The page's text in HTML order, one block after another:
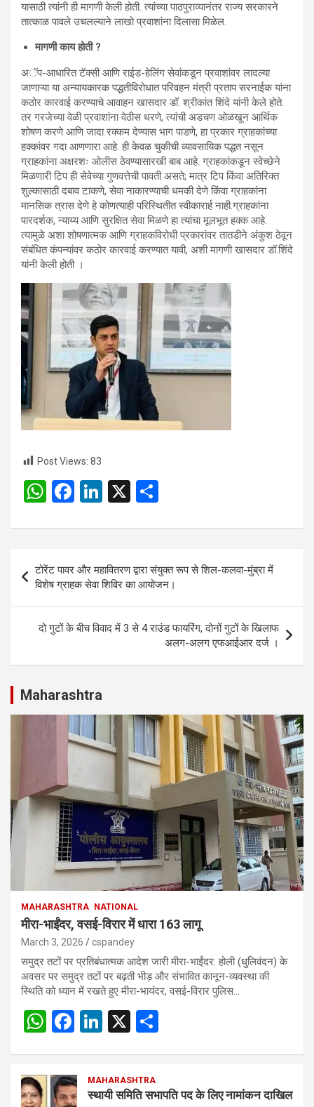
यासाठी त्यांनी ही मागणी केली होती. त्यांच्या पाठपुराव्यानंतर राज्य सरकारने
तात्काळ पावले उचलल्याने लाखो प्रवाशांना दिलासा मिळेल.
मागणी काय होती ?
अॅप-आधारित टॅक्सी आणि राईड-हेलिंग सेवांकडून प्रवाशांवर लादल्या
जाणाऱ्या या अन्यायकारक पद्धतीविरोधात परिवहन मंत्री प्रताप सरनाईक यांना
कठोर कारवाई करण्याचे आवाहन खासदार डॉ. श्रीकांत शिंदे यांनी केले होते.
तर गरजेच्या वेळी प्रवाशांना वेठीस धरणे, त्यांची अडचण ओळखून आर्थिक
शोषण करणे आणि जादा रक्कम देण्यास भाग पाडणे, हा प्रकार ग्राहकांच्या
हक्कांवर गदा आणणारा आहे. ही केवळ चुकीची व्यावसायिक पद्धत नसून
ग्राहकांना अक्षरशः ओलीस ठेवण्यासारखी बाब आहे. ग्राहकांकडून स्वेच्छेने
मिळणारी टिप ही सेवेच्या गुणवत्तेची पावती असते; मात्र टिप किंवा अतिरिक्त
शुल्कासाठी दबाव टाकणे, सेवा नाकारण्याची धमकी देणे किंवा ग्राहकांना
मानसिक त्रास देणे हे कोणत्याही परिस्थितीत स्वीकारार्ह नाही.ग्राहकांना
पारदर्शक, न्याय्य आणि सुरक्षित सेवा मिळणे हा त्यांचा मूलभूत हक्क आहे.
त्यामुळे अशा शोषणात्मक आणि ग्राहकविरोधी प्रकारांवर तातडीने अंकुश ठेवून
संबंधित कंपन्यांवर कठोर कारवाई करण्यात यावी, अशी मागणी खासदार डॉ.शिंदे
यांनी केली होती ।
Post Views: 83
W
at
s
A
p
p
F
ce
b
o
o
k
Li
ke
dI
n
X
ar
Post
navigation
टोरेंट पावर और महावितरण द्वारा संयुक्त रूप से शिल-कलवा-मुंब्रा में
विशेष ग्राहक सेवा शिविर का आयोजन।
दो गुटों के बीच विवाद में 3 से 4 राउंड फायरिंग, दोनों गुटों के खिलाफ
अलग-अलग एफआईआर दर्ज ।
Maharashtra
MAHARASHTRA NATIONAL
मीरा-भाईंदर, वसई-विरार में धारा 163 लागू
March 3, 2026 cspandey
समुद्र तटों पर प्रतिबंधात्मक आदेश जारी मीरा-भाईंदर: होली (धुलिवंदन) के
अवसर पर समुद्र तटों पर बढ़ती भीड़ और संभावित कानून-व्यवस्था की
स्थिति को ध्यान में रखते हुए मीरा-भायंदर, वसई-विरार पुलिस…
W
s
F
b
Li
dI
X
e
MAHARASHTRA
स्थायी समिति सभापति पद के लिए नामांकन दाखिल